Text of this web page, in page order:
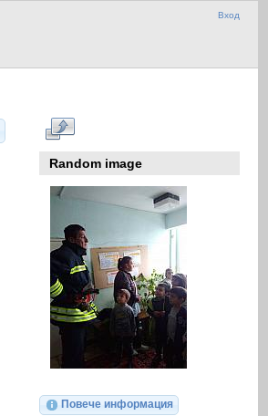
Вход
Random image
Повече информация